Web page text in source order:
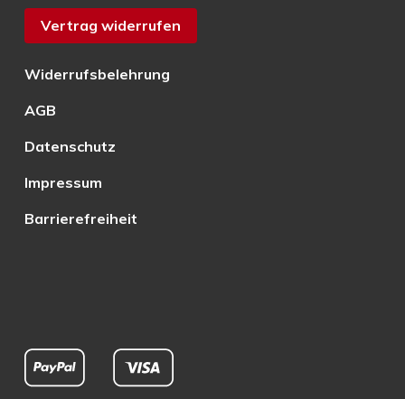
Vertrag widerrufen
Widerrufsbelehrung
AGB
Datenschutz
Impressum
Barrierefreiheit